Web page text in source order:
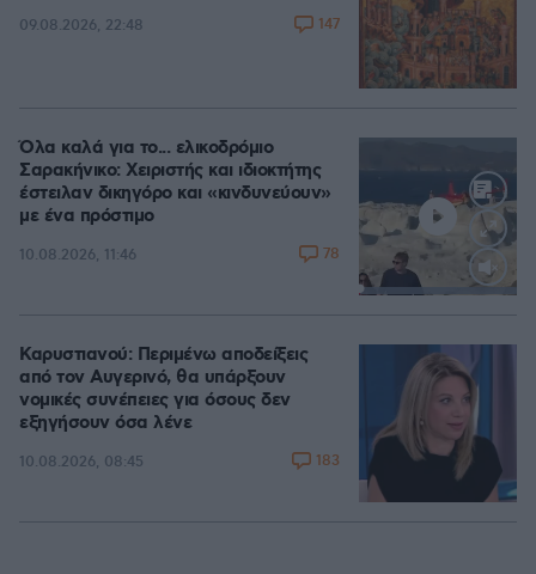
09.08.2026, 22:48 147
Loaded
Όλα καλά για το... ελικοδρόμιο
Σαρακήνικο: Χειριστής και ιδιοκτήτης
έστειλαν δικηγόρο και «κινδυνεύουν»
με ένα πρόστιμο
10.08.2026, 11:46 78
Καρυστιανού: Περιμένω αποδείξεις
από τον Αυγερινό, θα υπάρξουν
νομικές συνέπειες για όσους δεν
εξηγήσουν όσα λένε
10.08.2026, 08:45 183